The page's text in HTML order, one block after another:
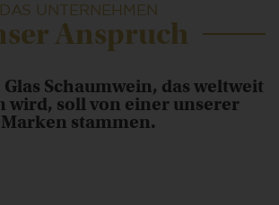
DAS UNTERNEHMEN
Anspruch
Glas Schaumwein, das weltweit
wird, soll von einer unserer
Marken stammen.